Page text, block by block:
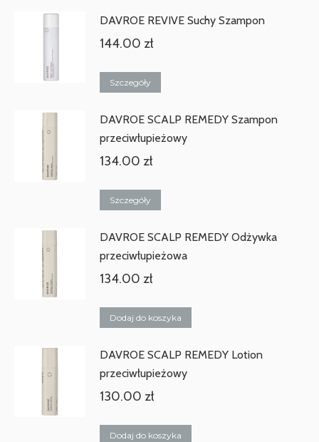
DAVROE REVIVE Suchy Szampon
144.00 zł
Szczegóły
DAVROE SCALP REMEDY Szampon
przeciwłupieżowy
134.00 zł
Szczegóły
DAVROE SCALP REMEDY Odżywka
przeciwłupieżowa
134.00 zł
Dodaj do koszyka
DAVROE SCALP REMEDY Lotion
przeciwłupieżowy
130.00 zł
Dodaj do koszyka